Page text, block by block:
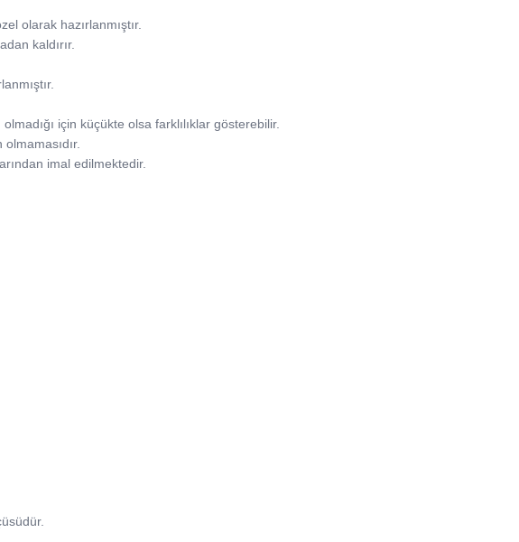
olarak hazırlanmıştır.
kaldırır.
için küçükte olsa farklılıklar gösterebilir.
imal edilmektedir.